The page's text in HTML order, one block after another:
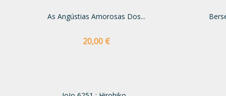
As Angústias Amorosas Dos...
Preço
20,00 €